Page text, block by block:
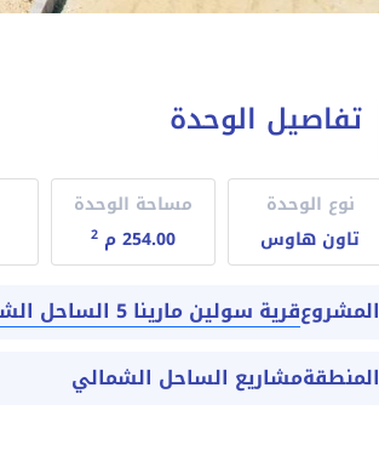
تفاصيل الوحدة
نوع الوحدة
تاون هاوس
مساحة الوحدة
254.00 م
2
المشروعقرية سولين مارينا 5 الساحل الشمالي SOLEN Marina 5
المنطقةمشاريع الساحل الشمالي